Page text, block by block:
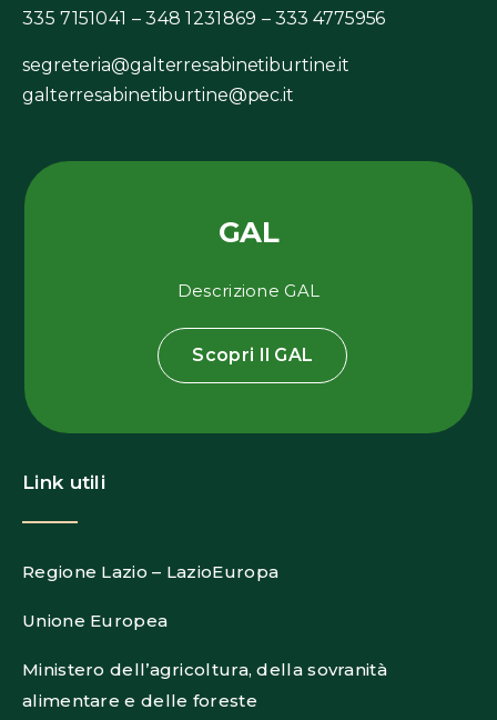
335 7151041 – 348 1231869 –333 4775956
segreteria@galterresabinetiburtine.it
galterresabinetiburtine@pec.it
GAL
Descrizione GAL
Scopri Il GAL
Link utili
Regione Lazio – LazioEuropa
Unione Europea
Ministero dell’agricoltura, della sovranità
alimentare e delle foreste